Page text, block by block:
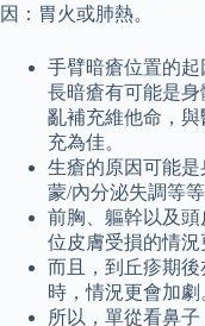
因：胃火或肺熱。
手臂暗瘡位置的
長暗瘡有可能是
亂補充維他命，
充為佳。
生瘡的原因可能
蒙/內分泌失調等等
前胸、軀幹以及
位皮膚受損的情況
而且，到丘疹期
時，情況更會加劇
所以，單從看鼻